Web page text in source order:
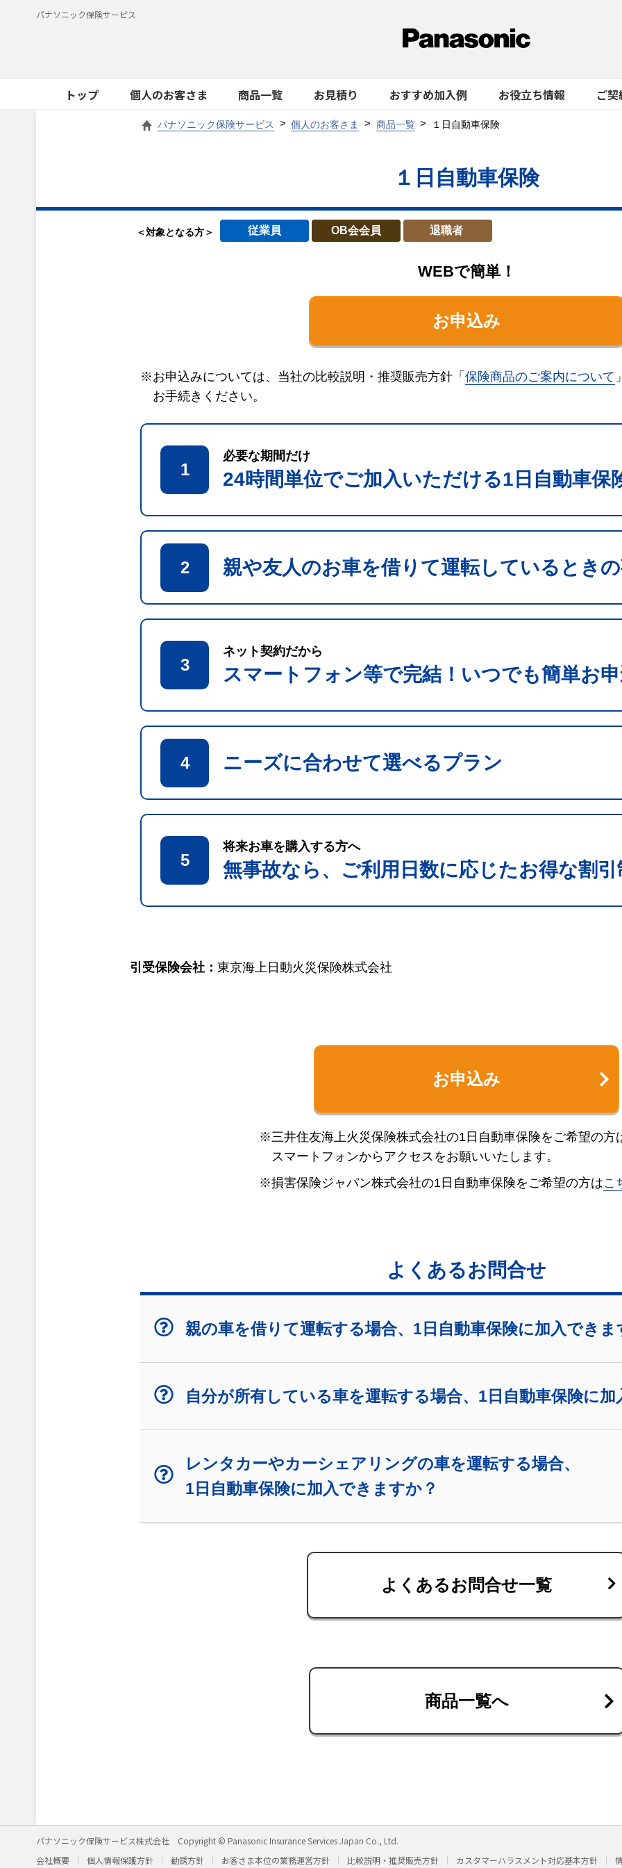
パナソニック保険サービス
トップ 個人のお客さま 商品一覧 お見積り おすすめ加入例 お役立ち情報 ご
パナソニック保険サービス 個人のお客さま 商品一覧 １日自動車保険
１日自動車保険
＜対象となる方＞ 従業員 OB会会員 退職者
WEBで簡単！
お申込み
※お申込みについては、当社の比較説明・推奨販売方針「 保険商品のご案内について
お手続きください。
1
必要な期間だけ
24時間単位でご加入いただける1日自動車保
2 親や友人のお車を借りて運転しているとき
3
ネット契約だから
スマートフォン等で完結！いつでも簡単お申
4 ニーズに合わせて選べるプラン
5
将来お車を購入する方へ
無事故なら、ご利用日数に応じたお得な割引
引受保険会社： 東京海上日動火災保険株式会社
お申込み
※三井住友海上火災保険株式会社の1日自動車保険をご希望の方
スマートフォンからアクセスをお願いいたします。
※損害保険ジャパン株式会社の1日自動車保険をご希望の方はこ
よくあるお問合せ
親の車を借りて運転する場合、 1日自動車保険に加入できま
自分が所有している車を運転する場合、 1日自動車保険に加
レンタカーやカーシェアリングの車を運転する場合、
1日自動車保険に加入できますか？
よくあるお問合せ一覧
商品一覧へ
パナソニック保険サービス株式会社
Copyright © Panasonic Insurance Services Japan Co., Ltd.
会社概要
個人情報保護方針 勧誘方針 お客さま本位の業務運営方針 比較説明・推奨販売方針 カスタマーハラスメント対応基本方針